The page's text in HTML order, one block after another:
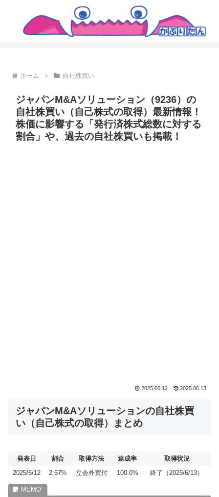
ホーム 自社株買い
ジャパンM&Aソリューション（9236）の
自社株買い（自己株式の取得）最新情報！
株価に影響する「発行済株式総数に対する
割合」や、過去の自社株買いも掲載！
2025.06.12 2025.06.13
ジャパンM&Aソリューションの自社株買
い（自己株式の取得）まとめ
発表日 割合 取得方法 達成率
取得状況
2025/6/12
2.67% 立会外買付 100.0% 終了（2025/6/13）